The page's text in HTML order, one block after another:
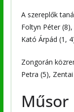
A szereplők
Foltyn Péter
Kató Árpád (1,
Zongorán
Petra (5),
Műsor